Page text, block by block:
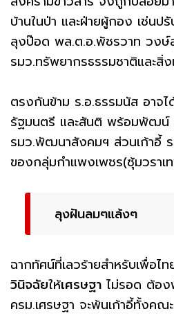
บ้านในป่า และฝ่ายผู้กอง เช่น
ลุงป๊อด พล.ต.อ.พัชรวาท วงษ์
รมว.ทรัพยากรธรรมชาติและสิ่
ตรงกันข้าม ร.อ.ธรรมนัส อาจ
รัฐมนตรี และสันติ พร้อมพัฒน์
รมว.พัฒนาสังคมฯ ส่วนเก้าอี้
ของกลุ่มกำแพงเพชร(ซุ้มวราเ
ลุงฝันลมๆแล้งๆ
ฉากทัศน์ที่เลวร้ายสำหรับเพื่อไ
วินิจฉัยให้เศรษฐา ไม่รอด ต้อง
ครม.เศรษฐา จะพ้นเก้าอี้ทั้งคณะ